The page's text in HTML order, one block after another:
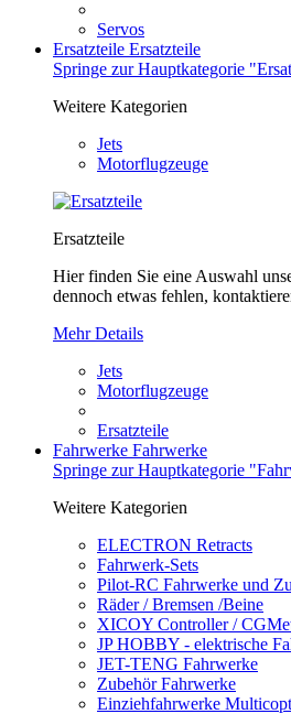
Servos
Ersatzteile Ersatzteile
Springe zur Hauptkategorie
Weitere Kategorien
Jets
Motorflugzeuge
Ersatzteile
Hier finden Sie eine Auswahl
dennoch etwas fehlen,
Mehr Details
Jets
Motorflugzeuge
Ersatzteile
Fahrwerke Fahrwerke
Springe zur Hauptkategorie
Weitere Kategorien
ELECTRON Retracts
Fahrwerk-Sets
Pilot-RC Fahrwerke und
Räder / Bremsen /Beine
XICOY Controller /
JP HOBBY - elektrische
JET-TENG Fahrwerke
Zubehör Fahrwerke
Einziehfahrwerke